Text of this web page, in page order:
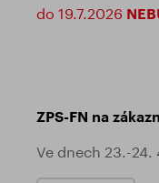
do 19.7.2026
ZPS-FN na
Ve dnech 23.-24.